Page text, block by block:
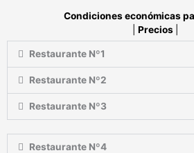
Condiciones económicas
Precios
Restaurante Nº1
Restaurante Nº2
Restaurante Nº3
Restaurante Nº4